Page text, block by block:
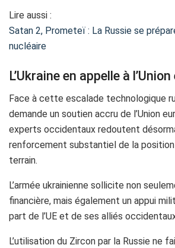
Lire aussi :
Satan 2, Prometeï : La Russie se
nucléaire
L’Ukraine en appelle à
Face à cette escalade technologique
demande un soutien accru de l’Union
experts occidentaux redoutent
renforcement substantiel de la position
terrain.
L’armée ukrainienne sollicite non
financière, mais également un appui
part de l’UE et de ses alliés
L’utilisation du Zircon par la Russie ne